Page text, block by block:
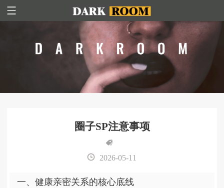
圈子SP注意事项
2026-05-11
一、健康亲密关系的核心底线